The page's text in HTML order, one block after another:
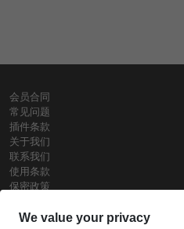
会员合同
常见问题
插件条款
关于我们
联系我们
使用条款
保密政策